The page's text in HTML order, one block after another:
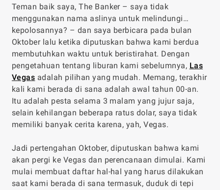
Teman baik saya, The Banker – saya tidak
menggunakan nama aslinya untuk melindungi…
kepolosannya? – dan saya berbicara pada bulan
Oktober lalu ketika diputuskan bahwa kami berdua
membutuhkan waktu untuk beristirahat. Dengan
pengetahuan tentang liburan kami sebelumnya, Las
Vegas adalah pilihan yang mudah. Memang, terakhir
kali kami berada di sana adalah awal tahun 00-an.
Itu adalah pesta selama 3 malam yang jujur saja,
selain kehilangan beberapa ratus dolar, saya tidak
memiliki banyak cerita karena, yah, Vegas.
Jadi pertengahan Oktober, diputuskan bahwa kami
akan pergi ke Vegas dan perencanaan dimulai. Kami
mulai membuat daftar hal-hal yang harus dilakukan
saat kami berada di sana termasuk, duduk di tepi